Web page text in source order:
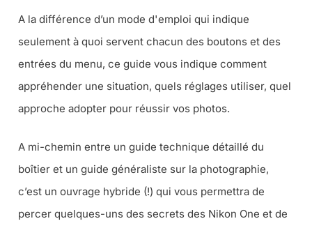
A la différence d’un mode d'emploi qui indique
seulement à quoi servent chacun des boutons et des
entrées du menu, ce guide vous indique comment
appréhender une situation, quels réglages utiliser, quel
approche adopter pour réussir vos photos.
A mi-chemin entre un guide technique détaillé du
boîtier et un guide généraliste sur la photographie,
c’est un ouvrage hybride (!) qui vous permettra de
percer quelques-uns des secrets des Nikon One et de